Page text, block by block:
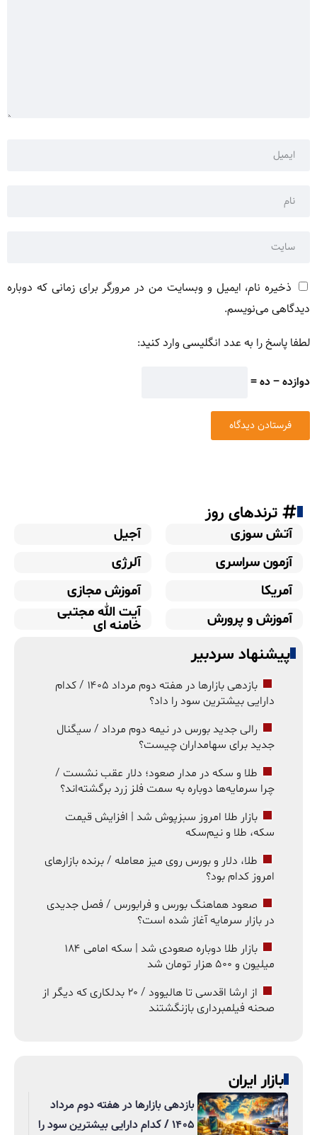
ذخیره نام، ایمیل و وبسایت من در مرورگر برای زمانی که دوباره
دیدگاهی می‌نویسم.
لطفا پاسخ را به عدد انگلیسی وارد کنید:
دوازده − ده =
ترندهای روز
آتش سوزی
آجیل
آزمون سراسری
آلرژی
آمریکا
آموزش مجازی
آموزش و پرورش
آیت الله مجتبی
خامنه ای
پیشنهاد سردبیر
بازدهی بازارها در هفته دوم مرداد ۱۴۰۵ / کدام
دارایی بیشترین سود را داد؟
رالی جدید بورس در نیمه دوم مرداد / سیگنال
جدید برای سهامداران چیست؟
طلا و سکه در مدار صعود؛ دلار عقب نشست /
چرا سرمایه‌ها دوباره به سمت فلز زرد برگشته‌اند؟
بازار طلا امروز سبزپوش شد | افزایش قیمت
سکه، طلا و نیم‌سکه
طلا، دلار و بورس روی میز معامله / برنده بازارهای
امروز کدام بود؟
صعود هماهنگ بورس و فرابورس / فصل جدیدی
در بازار سرمایه آغاز شده است؟
بازار طلا دوباره صعودی شد | سکه امامی ۱۸۴
میلیون و ۵۰۰ هزار تومان شد
از ارشا اقدسی تا هالیوود / ۲۰ بدلکاری که دیگر از
صحنه فیلمبرداری بازنگشتند
بازار ایران
بازدهی بازارها در هفته دوم مرداد
۱۴۰۵ / کدام دارایی بیشترین سود را